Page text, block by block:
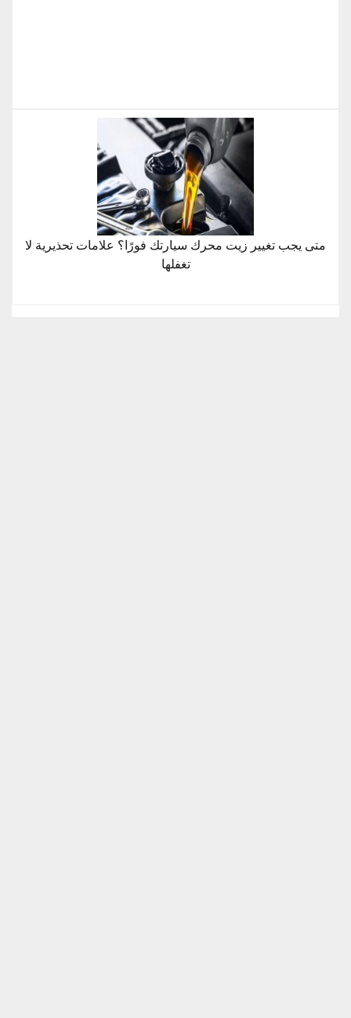
متى يجب تغيير زيت محرك سيارتك فورًا؟ علامات تحذيرية لا
تغفلها